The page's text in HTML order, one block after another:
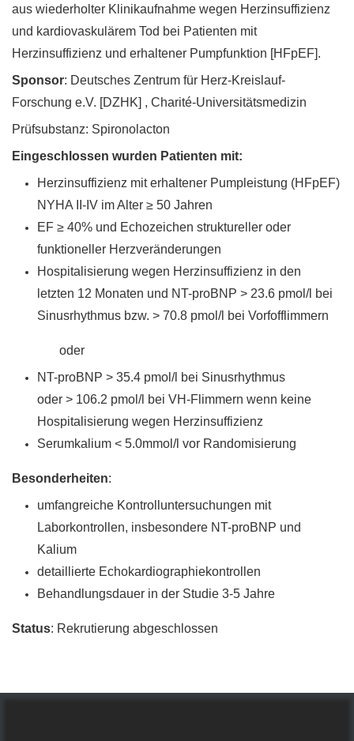
aus wiederholter Klinikaufnahme wegen Herzinsuffizienz
und kardiovaskulärem Tod bei Patienten mit
Herzinsuffizienz und erhaltener Pumpfunktion [HFpEF].
Sponsor: Deutsches Zentrum für Herz-Kreislauf-
Forschung e.V. [DZHK] , Charité-Universitätsmedizin
Prüfsubstanz: Spironolacton
Eingeschlossen wurden Patienten mit:
Herzinsuffizienz mit erhaltener Pumpleistung (HFpEF)
NYHA II-IV im Alter ≥ 50 Jahren
EF ≥ 40% und Echozeichen struktureller oder
funktioneller Herzveränderungen
Hospitalisierung wegen Herzinsuffizienz in den
letzten 12 Monaten und NT-proBNP > 23.6 pmol/l bei
Sinusrhythmus bzw. > 70.8 pmol/l bei Vorfofflimmern
oder
NT-proBNP > 35.4 pmol/l bei Sinusrhythmus
oder > 106.2 pmol/l bei VH-Flimmern wenn keine
Hospitalisierung wegen Herzinsuffizienz
Serumkalium < 5.0mmol/l vor Randomisierung
Besonderheiten:
umfangreiche Kontrolluntersuchungen mit
Laborkontrollen, insbesondere NT-proBNP und
Kalium
detaillierte Echokardiographiekontrollen
Behandlungsdauer in der Studie 3-5 Jahre
Status: Rekrutierung abgeschlossen